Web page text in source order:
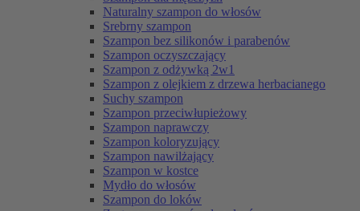
Naturalny szampon do włosów
Srebrny szampon
Szampon bez silikonów i parabenów
Szampon oczyszczający
Szampon z odżywką 2w1
Szampon z olejkiem z drzewa herbacianego
Suchy szampon
Szampon przeciwłupieżowy
Szampon naprawczy
Szampon koloryzujący
Szampon nawilżający
Szampon w kostce
Mydło do włosów
Szampon do loków